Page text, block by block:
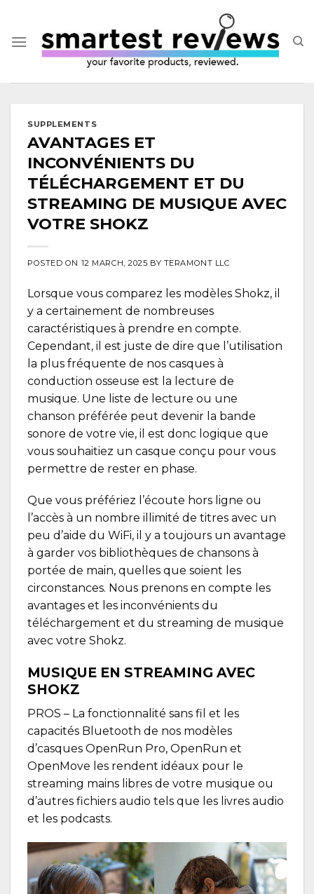
content
SUPPLEMENTS
AVANTAGES ET
INCONVÉNIENTS DU
TÉLÉCHARGEMENT ET DU
STREAMING DE MUSIQUE AVEC
VOTRE SHOKZ
POSTED ON 12 MARCH, 2025 BY TERAMONT LLC
Lorsque vous comparez les modèles Shokz, il
y a certainement de nombreuses
caractéristiques à prendre en compte.
Cependant, il est juste de dire que l’utilisation
la plus fréquente de nos casques à
conduction osseuse est la lecture de
musique. Une liste de lecture ou une
chanson préférée peut devenir la bande
sonore de votre vie, il est donc logique que
vous souhaitiez un casque conçu pour vous
permettre de rester en phase.
Que vous préfériez l’écoute hors ligne ou
l’accès à un nombre illimité de titres avec un
peu d’aide du WiFi, il y a toujours un avantage
à garder vos bibliothèques de chansons à
portée de main, quelles que soient les
circonstances. Nous prenons en compte les
avantages et les inconvénients du
téléchargement et du streaming de musique
avec votre Shokz.
MUSIQUE EN STREAMING AVEC
SHOKZ
PROS – La fonctionnalité sans fil et les
capacités Bluetooth de nos modèles
d’casques OpenRun Pro, OpenRun et
OpenMove les rendent idéaux pour le
streaming mains libres de votre musique ou
d’autres fichiers audio tels que les livres audio
et les podcasts.